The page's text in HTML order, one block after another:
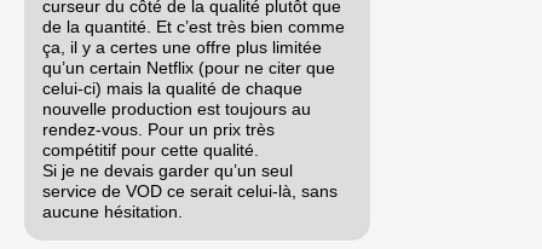
curseur du côté de la qualité plutôt que
de la quantité. Et c’est très bien comme
ça, il y a certes une offre plus limitée
qu’un certain Netflix (pour ne citer que
celui-ci) mais la qualité de chaque
nouvelle production est toujours au
rendez-vous. Pour un prix très
compétitif pour cette qualité.
Si je ne devais garder qu’un seul
service de VOD ce serait celui-là, sans
aucune hésitation.